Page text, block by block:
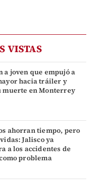
VISTAS
a joven que empujó a
hacia tráiler y
muerte en Monterrey
ahorran tiempo, pero
Jalisco ya
a los accidentes de
problema